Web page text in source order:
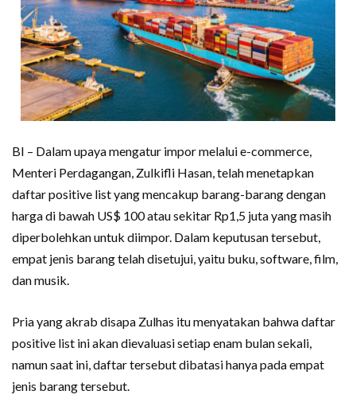
BI – Dalam upaya mengatur impor melalui e-commerce,
Menteri Perdagangan, Zulkifli Hasan, telah menetapkan
daftar positive list yang mencakup barang-barang dengan
harga di bawah US$ 100 atau sekitar Rp1,5 juta yang masih
diperbolehkan untuk diimpor. Dalam keputusan tersebut,
empat jenis barang telah disetujui, yaitu buku, software, film,
dan musik.
Pria yang akrab disapa Zulhas itu menyatakan bahwa daftar
positive list ini akan dievaluasi setiap enam bulan sekali,
namun saat ini, daftar tersebut dibatasi hanya pada empat
jenis barang tersebut.